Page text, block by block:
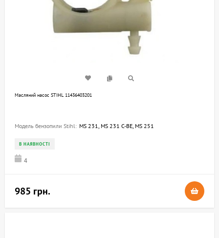
Масляний насос STIHL 11436403201
Модель бензопили Stihl: MS 231, MS 231 C-BE, MS 251
В НАЯВНОСТІ
4
985 грн.